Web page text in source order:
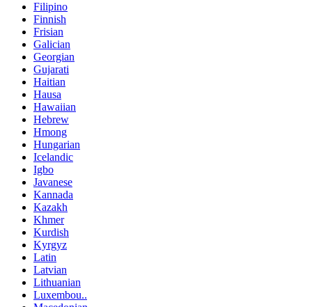
Filipino
Finnish
Frisian
Galician
Georgian
Gujarati
Haitian
Hausa
Hawaiian
Hebrew
Hmong
Hungarian
Icelandic
Igbo
Javanese
Kannada
Kazakh
Khmer
Kurdish
Kyrgyz
Latin
Latvian
Lithuanian
Luxembou..